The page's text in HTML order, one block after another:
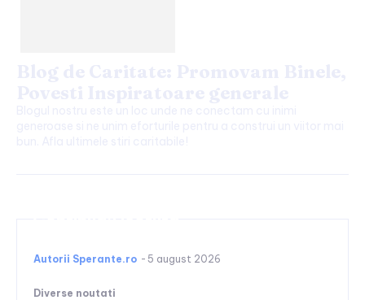
Autorii Sperante.ro - 5 august 2026
Diverse noutati